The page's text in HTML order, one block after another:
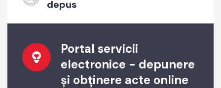
depus
Portal servicii
electronice - depunere
și obținere acte online